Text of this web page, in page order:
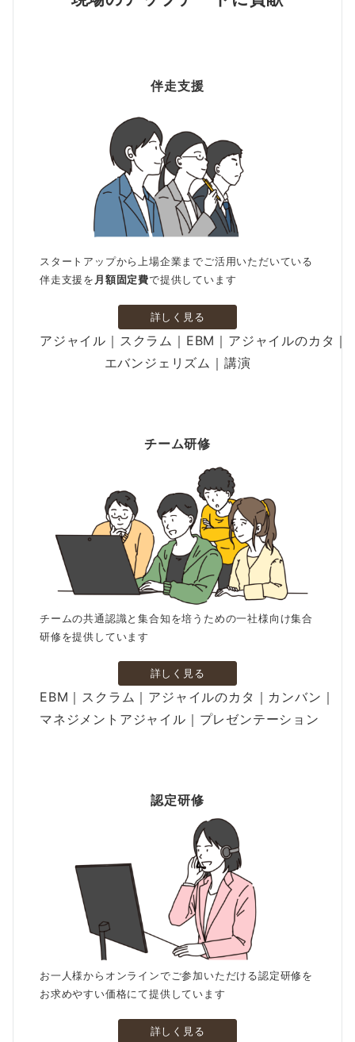
伴走支援
スタートアップから上場企業までご活用いただいている
伴走支援を 月額固定費で提供しています
詳しく見る
アジャイル｜スクラム｜EBM｜アジャイルのカタ｜
エバンジェリズム｜講演
チーム研修
チームの共通認識と集合知を培うための一社様向け集合
研修を提供しています
詳しく見る
EBM｜スクラム｜アジャイルのカタ｜カンバン｜
マネジメントアジャイル｜プレゼンテーション
認定研修
お一人様からオンラインでご参加いただける認定研修を
お求めやすい価格にて提供しています
詳しく見る